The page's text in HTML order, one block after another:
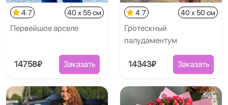
4.7 40 x 55 см
Первейшое арселе
14758₽ Заказать
4.7 40 x 50 см
Гротескный
палудаментум
14343₽ Заказать